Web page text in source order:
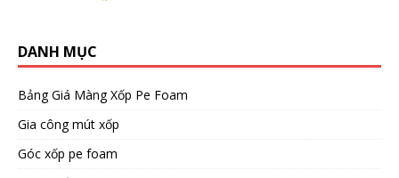
DANH MỤC
Bảng Giá Màng Xốp Pe Foam
Gia công mút xốp
Góc xốp pe foam